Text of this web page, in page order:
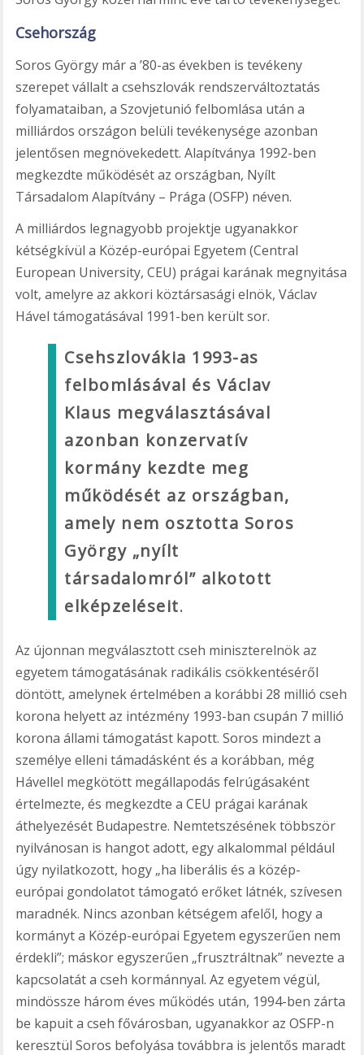
Csehország
Soros György már a ’80-as években is tevékeny
szerepet vállalt a csehszlovák rendszerváltoztatás
folyamataiban, a Szovjetunió felbomlása után a
milliárdos országon belüli tevékenysége azonban
jelentősen megnövekedett. Alapítványa 1992-ben
megkezdte működését az országban, Nyílt
Társadalom Alapítvány – Prága (OSFP) néven.
A milliárdos legnagyobb projektje ugyanakkor
kétségkívül a Közép-európai Egyetem (Central
European University, CEU) prágai karának megnyitása
volt, amelyre az akkori köztársasági elnök, Václav
Hável támogatásával 1991-ben került sor.
Csehszlovákia 1993-as
felbomlásával és Václav
Klaus megválasztásával
azonban konzervatív
kormány kezdte meg
működését az országban,
amely nem osztotta Soros
György „nyílt
társadalomról” alkotott
elképzeléseit.
Az újonnan megválasztott cseh miniszterelnök az
egyetem támogatásának radikális csökkentéséről
döntött, amelynek értelmében a korábbi 28 millió cseh
korona helyett az intézmény 1993-ban csupán 7 millió
korona állami támogatást kapott. Soros mindezt a
személye elleni támadásként és a korábban, még
Hávellel megkötött megállapodás felrúgásaként
értelmezte, és megkezdte a CEU prágai karának
áthelyezését Budapestre. Nemtetszésének többször
nyilvánosan is hangot adott, egy alkalommal például
úgy nyilatkozott, hogy „ha liberális és a közép-
európai gondolatot támogató erőket látnék, szívesen
maradnék. Nincs azonban kétségem afelől, hogy a
kormányt a Közép-európai Egyetem egyszerűen nem
érdekli”; máskor egyszerűen „frusztráltnak” nevezte a
kapcsolatát a cseh kormánnyal. Az egyetem végül,
mindössze három éves működés után, 1994-ben zárta
be kapuit a cseh fővárosban, ugyanakkor az OSFP-n
keresztül Soros befolyása továbbra is jelentős maradt